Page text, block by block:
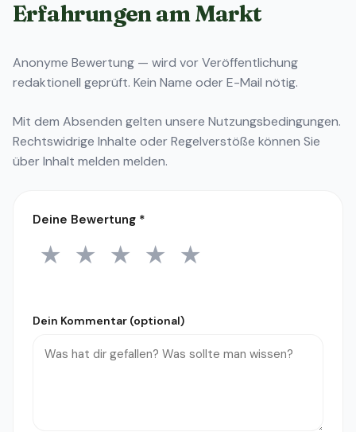
Erfahrungen am Markt
Anonyme Bewertung — wird vor Veröffentlichung
redaktionell geprüft. Kein Name oder E-Mail nötig.
Mit dem Absenden gelten unsere Nutzungsbedingungen.
Rechtswidrige Inhalte oder Regelverstöße können Sie
überInhalt melden melden.
Deine Bewertung *
1 Stern
★ 2 Sterne
★ 3 Sterne
★ 4 Sterne
★ 5 Sterne
★
Dein Kommentar (optional)